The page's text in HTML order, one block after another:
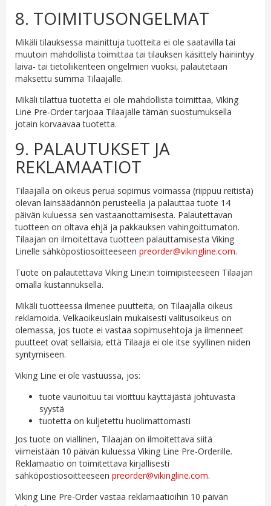
8. TOIMITUSONGELMAT
Mikäli tilauksessa mainittuja tuotteita ei ole saatavilla tai
muutoin mahdollista toimittaa tai tilauksen käsittely häiriintyy
laiva- tai tietoliikenteen ongelmien vuoksi, palautetaan
maksettu summa Tilaajalle.
Mikäli tilattua tuotetta ei ole mahdollista toimittaa, Viking
Line Pre-Order tarjoaa Tilaajalle tämän suostumuksella
jotain korvaavaa tuotetta.
9. PALAUTUKSET JA
REKLAMAATIOT
Tilaajalla on oikeus perua sopimus voimassa (riippuu reitistä)
olevan lainsäädännön perusteella ja palauttaa tuote 14
päivän kuluessa sen vastaanottamisesta. Palautettavan
tuotteen on oltava ehjä ja pakkauksen vahingoittumaton.
Tilaajan on ilmoitettava tuotteen palauttamisesta Viking
Linelle sähköpostiosoitteeseen preorder@vikingline.com.
Tuote on palautettava Viking Line:in toimipisteeseen Tilaajan
omalla kustannuksella.
Mikäli tuotteessa ilmenee puutteita, on Tilaajalla oikeus
reklamoida. Velkaoikeuslain mukaisesti valitusoikeus on
olemassa, jos tuote ei vastaa sopimusehtoja ja ilmenneet
puutteet ovat sellaisia, että Tilaaja ei ole itse syyllinen niiden
syntymiseen.
Viking Line ei ole vastuussa, jos:
tuote vaurioituu tai vioittuu käyttäjästä johtuvasta
syystä
tuotetta on kuljetettu huolimattomasti
Jos tuote on viallinen, Tilaajan on ilmoitettava siitä
viimeistään 10 päivän kuluessa Viking Line Pre-Orderille.
Reklamaatio on toimitettava kirjallisesti
sähköpostiosoitteeseen preorder@vikingline.com.
Viking Line Pre-Order vastaa reklamaatioihin 10 päivän